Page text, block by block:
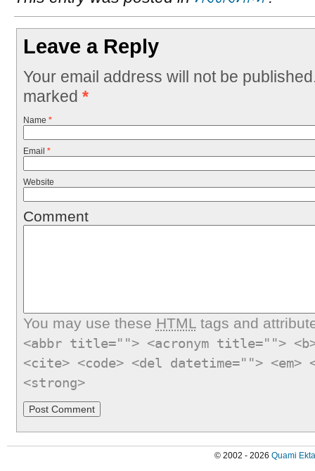
Leave a Reply
Your email address will not be
marked *
Name *
Email *
Website
Comment
You may use these HTMLtags and
<abbr title=""> <acronym title="">
<cite> <code> <del datetime="">
<strong>
© 2002 - 2026 Quami